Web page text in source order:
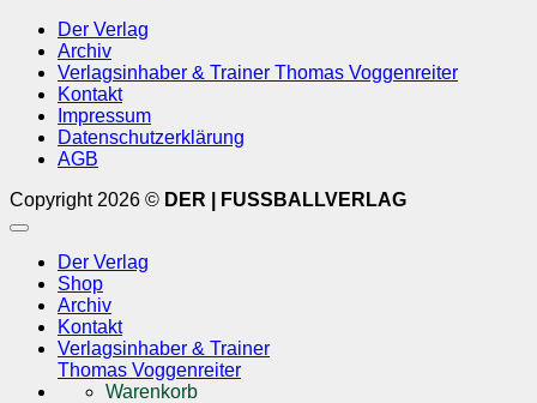
Der Verlag
Archiv
Verlagsinhaber & Trainer Thomas Voggenreiter
Kontakt
Impressum
Datenschutzerklärung
AGB
Copyright 2026 © DER | FUSSBALLVERLAG
Der Verlag
Shop
Archiv
Kontakt
Verlagsinhaber & Trainer
Thomas Voggenreiter
Warenkorb